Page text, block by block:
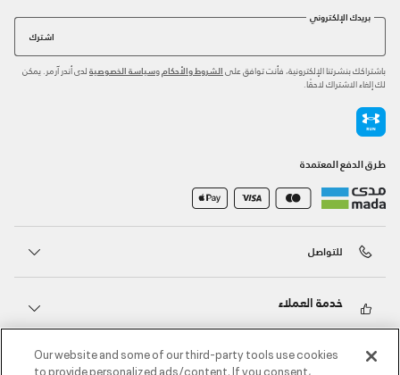
بريدك الإلكتروني
اشترك
باشتراكك بنشرتنا الإلكترونية، فأنت توافق على الشروط والأحكام وسياسة الخصوصية لدى أندر آرمر. يمكن
لك إلغاء الاشتراك لاحقًا.
طرق الدفع المعتمدة
للتواصل
خدمة العملاء
حول أندر آرمر
Our website and some of our third-party tools use cookies
to provide personalized ads/content. If you consent,